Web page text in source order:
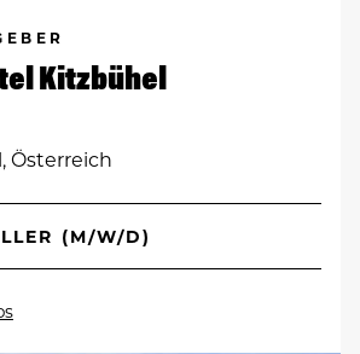
Kitzbühel
Österreich
(M/W/D)